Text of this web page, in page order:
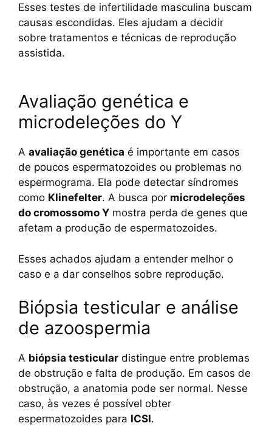
Esses testes de infertilidade masculina buscam
causas escondidas. Eles ajudam a decidir
sobre tratamentos e técnicas de reprodução
assistida.
Avaliação genética e
microdeleções do Y
A avaliação genética é importante em casos
de poucos espermatozoides ou problemas no
espermograma. Ela pode detectar síndromes
como Klinefelter. A busca por microdeleções
do cromossomo Y mostra perda de genes que
afetam a produção de espermatozoides.
Esses achados ajudam a entender melhor o
caso e a dar conselhos sobre reprodução.
Biópsia testicular e análise
de azoospermia
A biópsia testicular distingue entre problemas
de obstrução e falta de produção. Em casos de
obstrução, a anatomia pode ser normal. Nesse
caso, às vezes é possível obter
espermatozoides para ICSI.